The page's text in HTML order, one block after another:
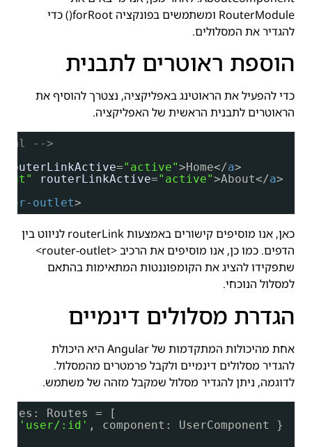
RouterModule ומשתמשים בפונקציה forRoot() כדי
להגדיר את המסלולים.
הוספת ראוטרים לתבנית
כדי להפעיל את הראוטינג באפליקציה, נצטרך להוסיף את
הראוטרים לתבנית הראשית של האפליקציה.
-->
routerLinkActive="active">Home</a>
routerLinkActive="active">About</a>
outlet>
כאן, אנו מוסיפים קישורים באמצעות routerLink לניווט בין
הדפים. כמו כן, אנו מוסיפים את הרכיב <router-outlet>
שתפקידו להציג את הקומפוננטות המתאימות בהתאם
למסלול הנוכחי.
הגדרת מסלולים דינמיים
אחת מהיכולות המתקדמות של Angular היא היכולת
להגדיר מסלולים דינמיים ולקבל פרמטרים מהמסלול.
לדוגמה, ניתן להגדיר מסלול שמקבל מזהה של משתמש.
Routes = [
'user/:id' , component: UserComponent }